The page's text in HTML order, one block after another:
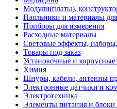
Модули(платы),
Паяльники и материалы
Приборы для измерения
Расходные материалы
Световые эффекты,
Товары под заказ
Установочные и корпусные
Химия
Шнуры, кабели, антенны
Электронные датчики и
Электротехника
Элементы питания и блоки